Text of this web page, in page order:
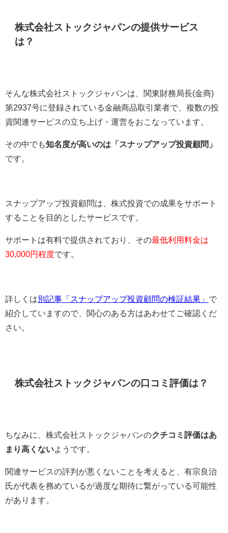
株式会社ストックジャパンの提供サービス
は？
そんな株式会社ストックジャパンは、 関東財務局長(金商)
第2937号に登録されている金融商品取引業者で、 複数の投
資関連サービスの立ち上げ・運営をおこなっています。
その中でも知名度が高いのは「スナップアップ投資顧問」
です。
スナップアップ投資顧問は、株式投資での成果をサポート
することを目的としたサービスです。
サポートは有料で提供されており、その最低利用料金は
30,000円程度です。
詳しくは別記事「スナップアップ投資顧問の検証結果」 で
紹介していますので、関心のある方はあわせてご確認くだ
さい。
株式会社ストックジャパンの口コミ評価は？
ちなみに、株式会社ストックジャパンのクチコミ評価はあ
まり高くないようです。
関連サービスの評判が悪くないことを考えると、有宗良治
氏が代表を務めているが過度な期待に繋がっている可能性
があります。